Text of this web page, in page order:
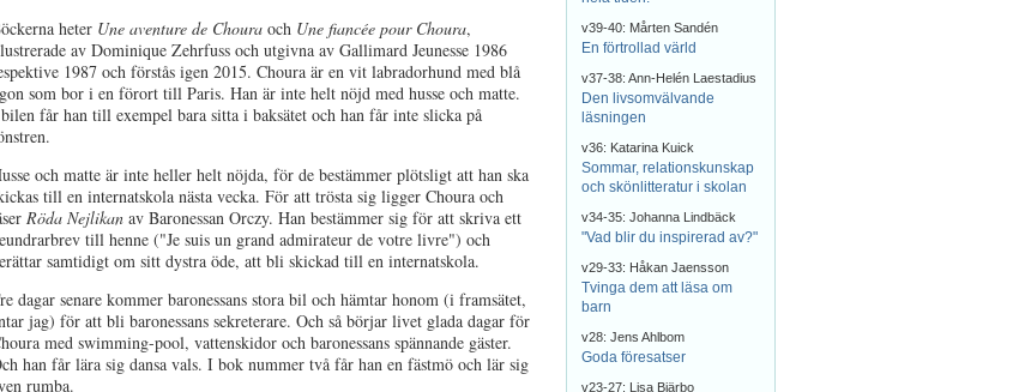
heter Une aventure de Choura och Une fiancée pour Choura,
av Dominique Zehrfuss och utgivna av Gallimard Jeunesse 1986
1987 och förstås igen 2015. Choura är en vit labradorhund med blå
som bor i en förort till Paris. Han är inte helt nöjd med husse och matte.
får han till exempel bara sitta i baksätet och han får inte slicka på
och matte är inte heller helt nöjda, för de bestämmer plötsligt att han ska
till en internatskola nästa vecka. För att trösta sig ligger Choura och
Röda Nejlikan av Baronessan Orczy. Han bestämmer sig för att skriva ett
till henne ("Je suis un grand admirateur de votre livre") och
samtidigt om sitt dystra öde, att bli skickad till en internatskola.
dagar senare kommer baronessans stora bil och hämtar honom (i framsätet,
jag) för att bli baronessans sekreterare. Och så börjar livet glada dagar för
med swimming-pool, vattenskidor och baronessans spännande gäster.
han får lära sig dansa vals. I bok nummer två får han en fästmö och lär sig
rumba.
v39-40: Mårten Sandén
En förtrollad värld
v37-38: Ann-Helén Laestadius
Den livsomvälvande
läsningen
v36: Katarina Kuick
Sommar, relationskunskap
och skönlitteratur i skolan
v34-35: Johanna Lindbäck
"Vad blir du inspirerad av?"
v29-33: Håkan Jaensson
Tvinga dem att läsa om
barn
v28: Jens Ahlbom
Goda föresatser
v23-27: Lisa Bjärbo